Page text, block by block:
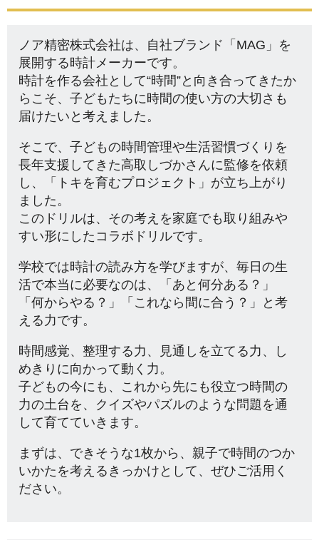
ノア精密株式会社は、自社ブランド「MAG」を
展開する時計メーカーです。
時計を作る会社として“時間”と向き合ってきたか
らこそ、子どもたちに時間の使い方の大切さも
届けたいと考えました。
そこで、子どもの時間管理や生活習慣づくりを
長年支援してきた高取しづかさんに監修を依頼
し、「トキを育むプロジェクト」が立ち上がり
ました。
このドリルは、その考えを家庭でも取り組みや
すい形にしたコラボドリルです。
学校では時計の読み方を学びますが、毎日の生
活で本当に必要なのは、「あと何分ある？」
「何からやる？」「これなら間に合う？」と考
える力です。
時間感覚、整理する力、見通しを立てる力、し
めきりに向かって動く力。
子どもの今にも、これから先にも役立つ時間の
力の土台を、クイズやパズルのような問題を通
して育てていきます。
まずは、できそうな1枚から、親子で時間のつか
いかたを考えるきっかけとして、ぜひご活用く
ださい。